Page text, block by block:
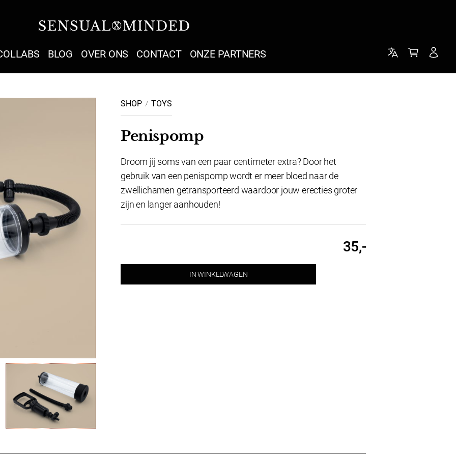
Sensual Minded
BLOG OVER ONS CONTACT ONZE PARTNERS
SHOP TOYS
Penispomp
Droom jij soms van een paar centimeter extra? Door het
gebruik van een penispomp wordt er meer bloed naar de
zwellichamen getransporteerd waardoor jouw erecties groter
zijn en langer aanhouden!
35,-
IN WINKELWAGEN